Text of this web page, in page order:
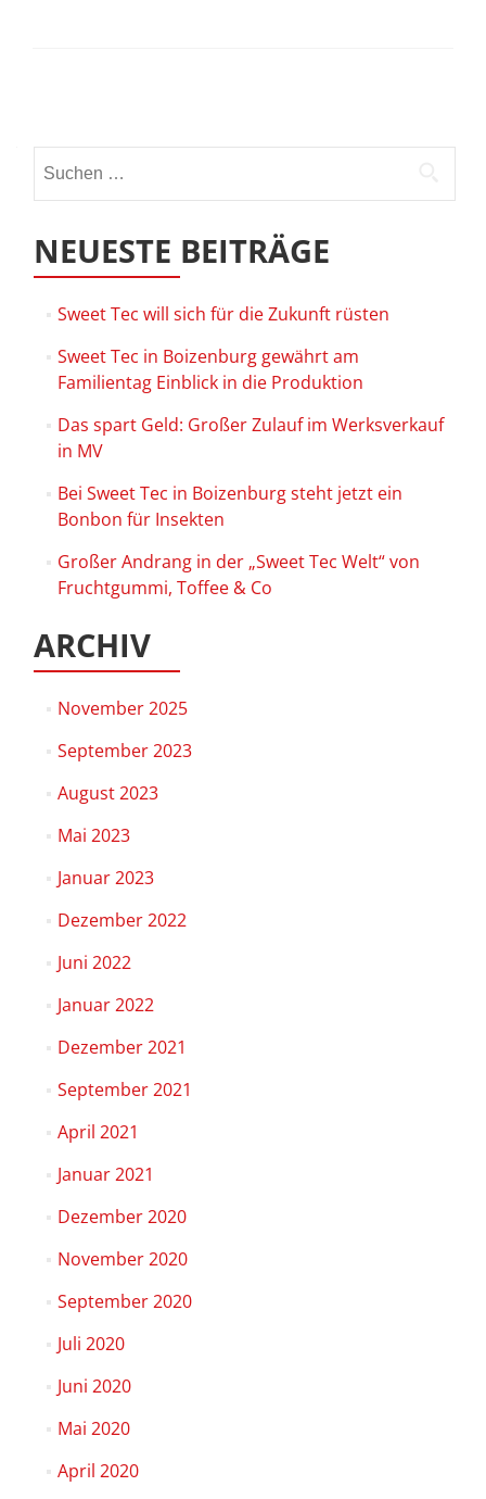
Navigation
nach:
NEUESTE BEITRÄGE
Sweet Tec will sich für die Zukunft rüsten
Sweet Tec in Boizenburg gewährt am
Familientag Einblick in die Produktion
Das spart Geld: Großer Zulauf im Werksverkauf
in MV
Bei Sweet Tec in Boizenburg steht jetzt ein
Bonbon für Insekten
Großer Andrang in der „Sweet Tec Welt“ von
Fruchtgummi, Toffee & Co
ARCHIV
November 2025
September 2023
August 2023
Mai 2023
Januar 2023
Dezember 2022
Juni 2022
Januar 2022
Dezember 2021
September 2021
April 2021
Januar 2021
Dezember 2020
November 2020
September 2020
Juli 2020
Juni 2020
Mai 2020
April 2020